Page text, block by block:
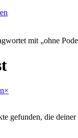
mit „ohne
×
gefunden, die